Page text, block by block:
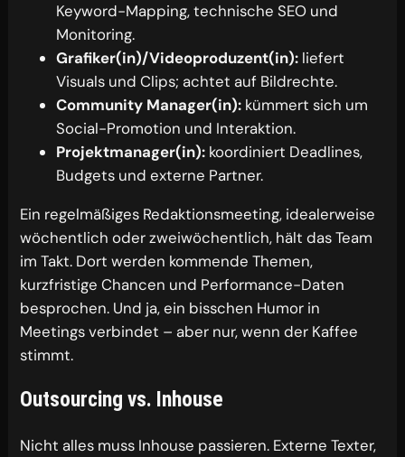
Keyword-Mapping, technische SEO und
Monitoring.
Grafiker(in)/Videoproduzent(in): liefert
Visuals und Clips; achtet auf Bildrechte.
Community Manager(in): kümmert sich um
Social-Promotion und Interaktion.
Projektmanager(in): koordiniert Deadlines,
Budgets und externe Partner.
Ein regelmäßiges Redaktionsmeeting, idealerweise
wöchentlich oder zweiwöchentlich, hält das Team
im Takt. Dort werden kommende Themen,
kurzfristige Chancen und Performance-Daten
besprochen. Und ja, ein bisschen Humor in
Meetings verbindet – aber nur, wenn der Kaffee
stimmt.
Outsourcing vs. Inhouse
Nicht alles muss Inhouse passieren. Externe Texter,